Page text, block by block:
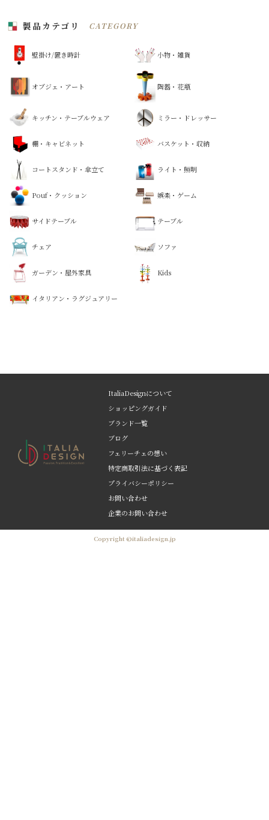
製品カテゴリ CATEGORY
壁掛け/置き時計 小物・雑貨
オブジェ・アート 陶器・花瓶
キッチン・テーブルウェア ミラー・ドレッサー
棚・キャビネット バスケット・収納
コートスタンド・傘立て ライト・照明
Pouf・クッション 娯楽・ゲーム
サイドテーブル テーブル
チェア ソファ
ガーデン・屋外家具 Kids
イタリアン・ラグジュアリー
ItaliaDesignについて
ショッピングガイド
ブランド一覧
ブログ
フェリーチェの想い
特定商取引法に基づく表記
プライバシーポリシー
お問い合わせ
企業のお問い合わせ
Copyright ©italiadesign.jp